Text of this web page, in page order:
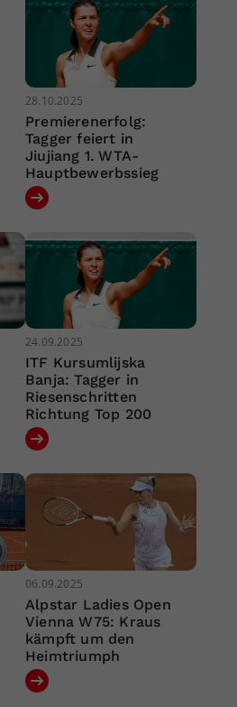
28.10.2025
Premierenerfolg:
Tagger feiert in
Jiujiang 1. WTA-
Hauptbewerbssieg
24.09.2025
ITF Kursumlijska
Banja: Tagger in
Riesenschritten
Richtung Top 200
06.09.2025
Alpstar Ladies Open
Vienna W75: Kraus
kämpft um den
Heimtriumph